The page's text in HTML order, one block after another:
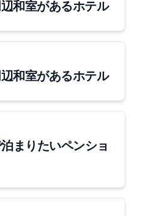
] 和室があるホテル
] 和室があるホテル
まりたいペンショ